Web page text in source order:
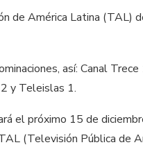
de América Latina (TAL)
así: Canal
y Teleislas 1.
el próximo 15 de
(Televisión Pública de